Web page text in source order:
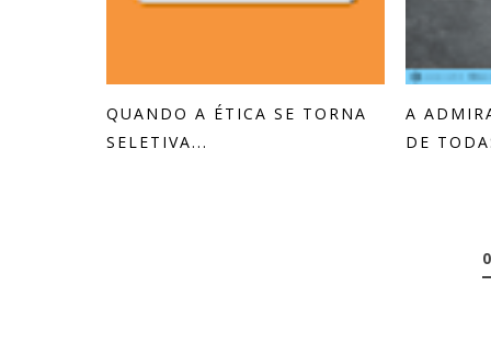
QUANDO A ÉTICA SE TORNA
SELETIVA...
A
DE